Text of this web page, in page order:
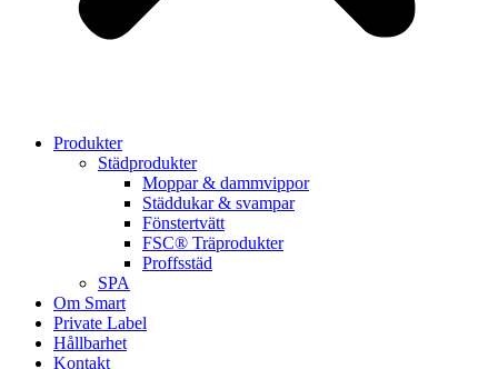
Produkter
Städprodukter
Moppar & dammvippor
Städdukar & svampar
Fönstertvätt
FSC® Träprodukter
Proffsstäd
SPA
Om Smart
Private Label
Hållbarhet
Kontakt